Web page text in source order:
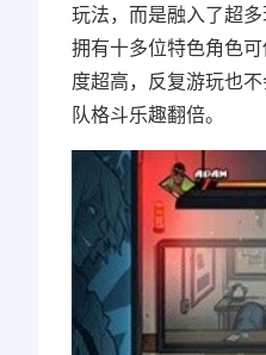
玩法，而是融入了超
拥有十多位特色角色
度超高，反复游玩也
队格斗乐趣翻倍。